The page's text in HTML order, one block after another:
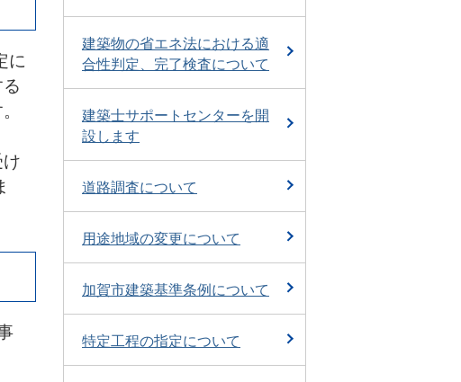
に
建築物の省エネ法における適
合性判定、完了検査について
建築士サポートセンターを開
設します
道路調査について
用途地域の変更について
加賀市建築基準条例について
特定工程の指定について